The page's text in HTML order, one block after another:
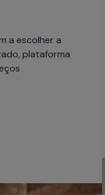
a escolher a
plataforma